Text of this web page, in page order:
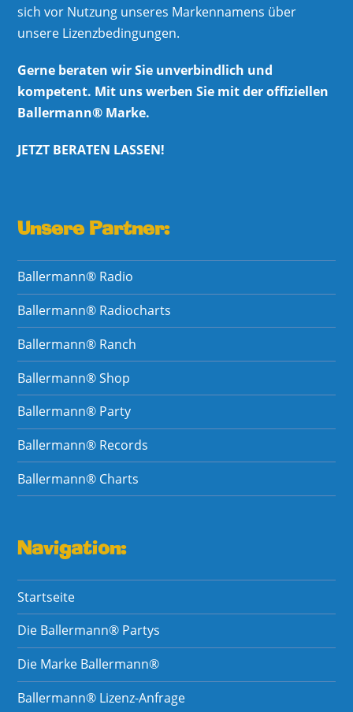
sich vor Nutzung unseres Markennamens über
unsere Lizenzbedingungen.
Gerne beraten wir Sie unverbindlich und
kompetent. Mit uns werben Sie mit der offiziellen
Ballermann® Marke.
JETZT BERATEN LASSEN!
Unsere Partner:
Ballermann® Radio
Ballermann® Radiocharts
Ballermann® Ranch
Ballermann® Shop
Ballermann® Party
Ballermann® Records
Ballermann® Charts
Navigation:
Startseite
Die Ballermann® Partys
Die Marke Ballermann®
Ballermann® Lizenz-Anfrage